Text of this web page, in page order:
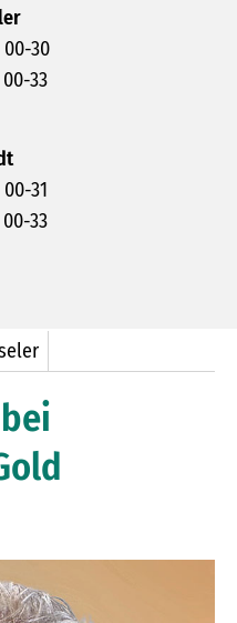
00-30
00-33
31
00-33